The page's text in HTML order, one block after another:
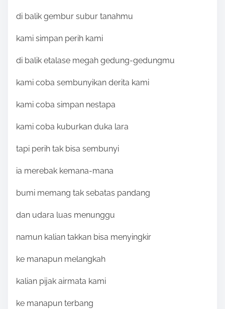
di balik gembur subur tanahmu
kami simpan perih kami
di balik etalase megah gedung-gedungmu
kami coba sembunyikan derita kami
kami coba simpan nestapa
kami coba kuburkan duka lara
tapi perih tak bisa sembunyi
ia merebak kemana-mana
bumi memang tak sebatas pandang
dan udara luas menunggu
namun kalian takkan bisa menyingkir
ke manapun melangkah
kalian pijak airmata kami
ke manapun terbang